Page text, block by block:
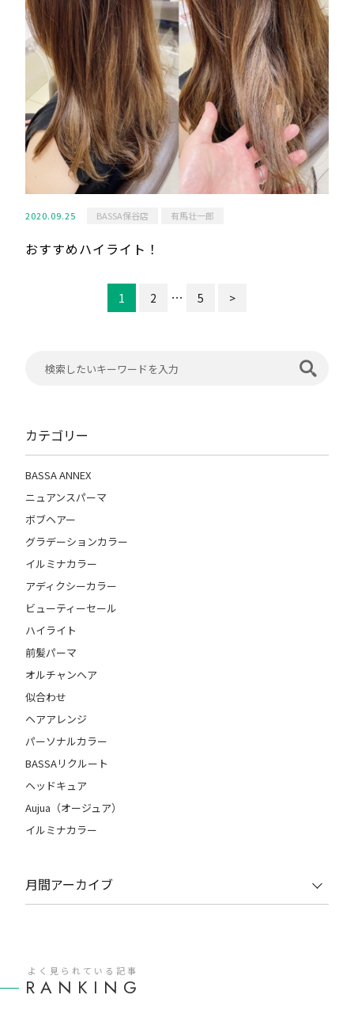
2020.09.25 BASSA保谷店 有馬壮一郎
おすすめハイライト！
1 2 … 5 >
カテゴリー
BASSA ANNEX
ニュアンスパーマ
ボブヘアー
グラデーションカラー
イルミナカラー
アディクシーカラー
ビューティーセール
ハイライト
前髪パーマ
オルチャンヘア
似合わせ
ヘアアレンジ
パーソナルカラー
BASSAリクルート
ヘッドキュア
Aujua（オージュア）
イルミナカラー
月間アーカイブ
RANKING
よく見られている記事